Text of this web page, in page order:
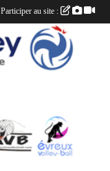
Participer au site :